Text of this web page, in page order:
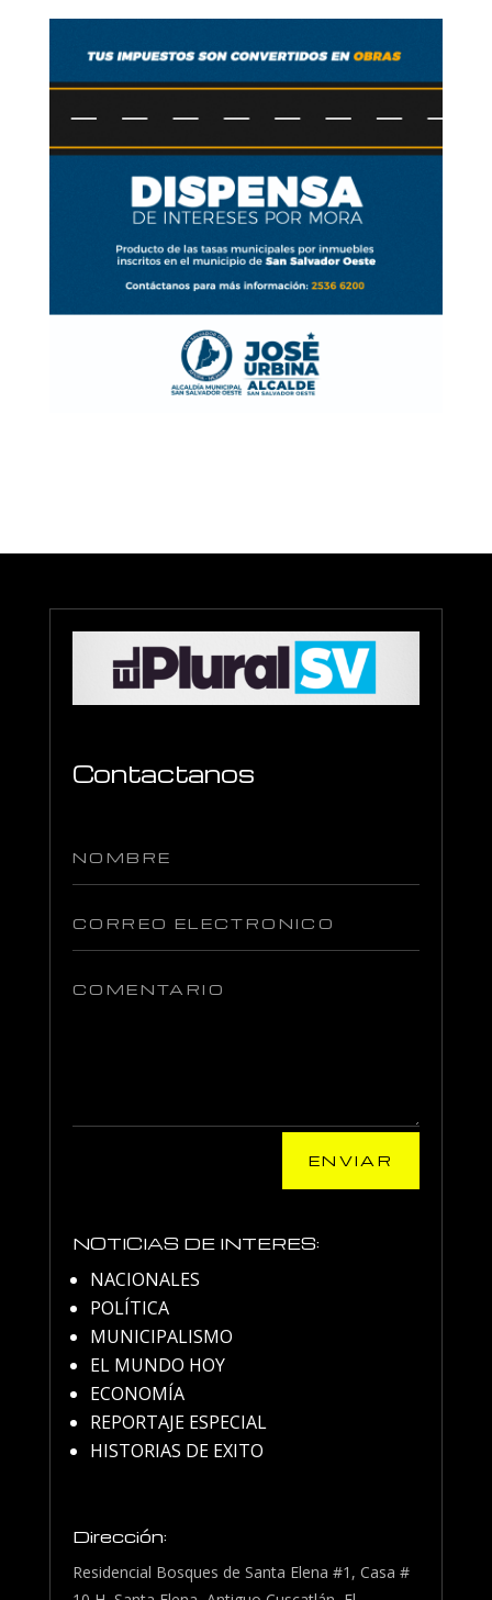
Contactanos
ENVIAR
NOTICIAS DE INTERES:
NACIONALES
POLÍTICA
MUNICIPALISMO
EL MUNDO HOY
ECONOMÍA
REPORTAJE ESPECIAL
HISTORIAS DE EXITO
Dirección:
Residencial Bosques de Santa Elena #1, Casa #